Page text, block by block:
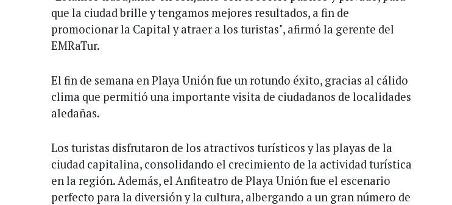
que la ciudad brille y tengamos mejores resultados, a fin de
promocionar la Capital y atraer a los turistas", afirmó la gerente del
EMRaTur.
El fin de semana en Playa Unión fue un rotundo éxito, gracias al cálido
clima que permitió una importante visita de ciudadanos de localidades
aledañas.
Los turistas disfrutaron de los atractivos turísticos y las playas de la
ciudad capitalina, consolidando el crecimiento de la actividad turística
en la región. Además, el Anfiteatro de Playa Unión fue el escenario
perfecto para la diversión y la cultura, albergando a un gran número de